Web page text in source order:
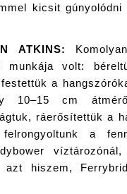
kicsit
ATKINS:
munkája volt:
a
10–15 cm
ráerősítettük a
a
azt hiszem,